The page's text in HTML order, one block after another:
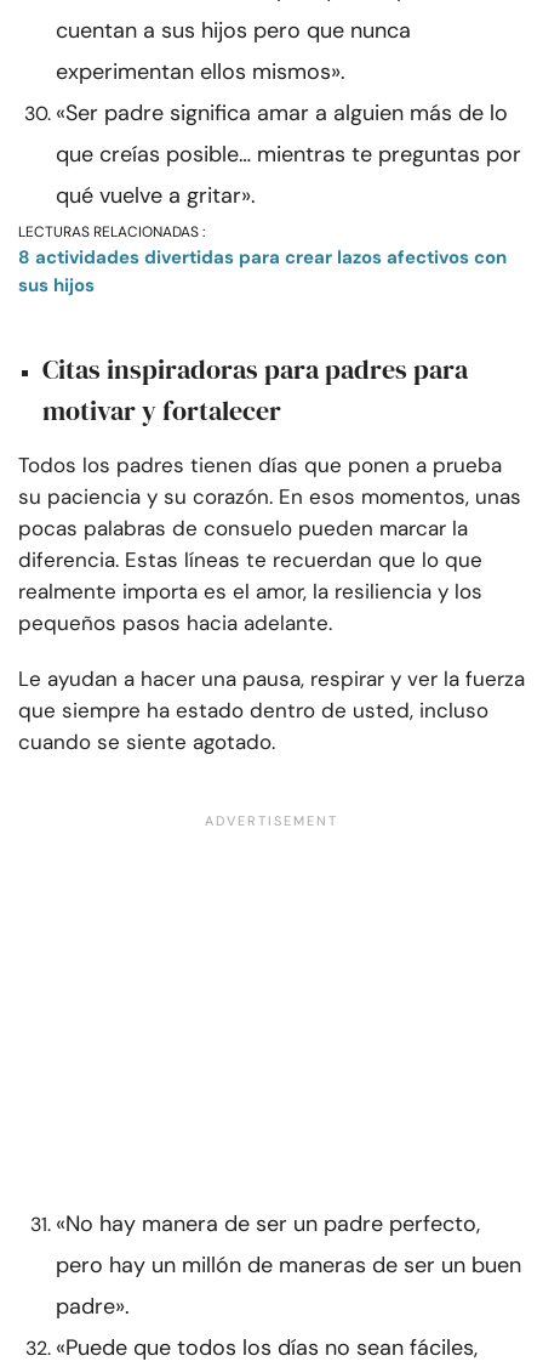
cuentan a sus hijos pero que nunca
experimentan ellos mismos».
«Ser padre significa amar a alguien más de lo
que creías posible… mientras te preguntas por
qué vuelve a gritar».
LECTURAS RELACIONADAS :
8 actividades divertidas para crear lazos afectivos con
sus hijos
Citas inspiradoras para padres para
motivar y fortalecer
Todos los padres tienen días que ponen a prueba
su paciencia y su corazón. En esos momentos, unas
pocas palabras de consuelo pueden marcar la
diferencia. Estas líneas te recuerdan que lo que
realmente importa es el amor, la resiliencia y los
pequeños pasos hacia adelante.
Le ayudan a hacer una pausa, respirar y ver la fuerza
que siempre ha estado dentro de usted, incluso
cuando se siente agotado.
«No hay manera de ser un padre perfecto,
pero hay un millón de maneras de ser un buen
padre».
«Puede que todos los días no sean fáciles,